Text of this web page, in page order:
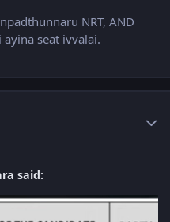
NRT, AND
ayina seat ivvalai.
said: